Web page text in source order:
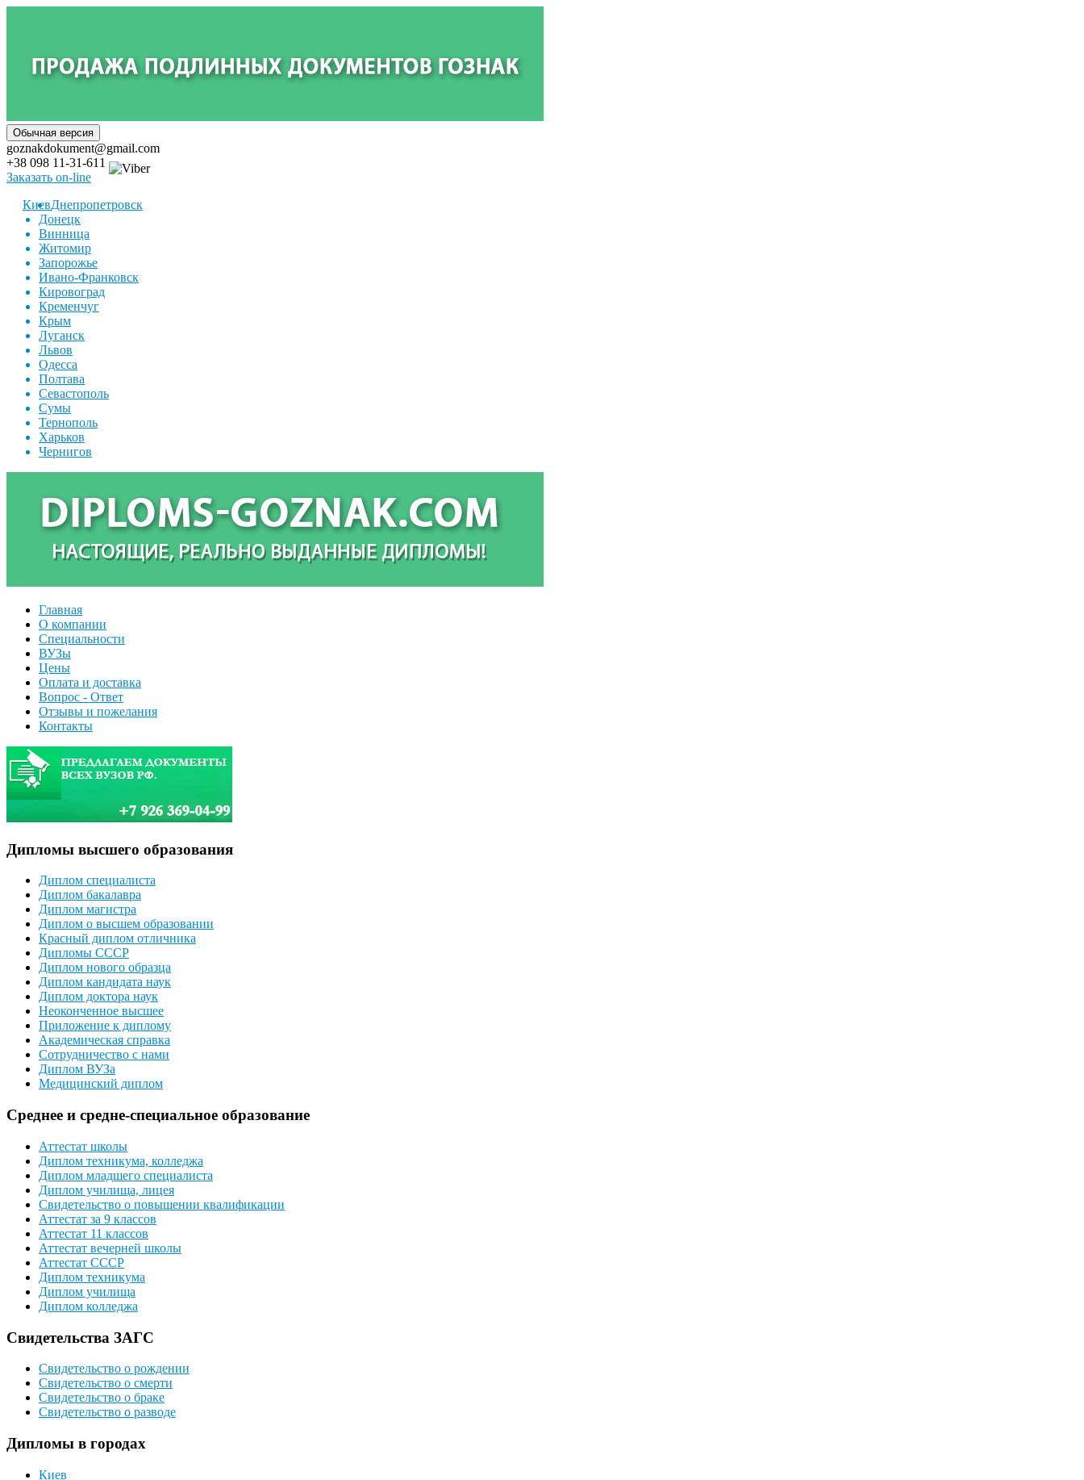
goznakdokument@gmail.com
+38 098 11-31-611
Заказать on-line
КиевДнепропетровск
Донецк
Винница
Житомир
Запорожье
Ивано-Франковск
Кировоград
Кременчуг
Крым
Луганск
Львов
Одесса
Полтава
Севастополь
Сумы
Тернополь
Харьков
Чернигов
Главная
О компании
Специальности
ВУЗы
Цены
Оплата и доставка
Вопрос - Ответ
Отзывы и пожелания
Контакты
Дипломы высшего образования
Диплом специалиста
Диплом бакалавра
Диплом магистра
Диплом о высшем образовании
Красный диплом отличника
Дипломы СССР
Диплом нового образца
Диплом кандидата наук
Диплом доктора наук
Неоконченное высшее
Приложение к диплому
Академическая справка
Сотрудничество с нами
Диплом ВУЗа
Медицинский диплом
Среднее и средне-специальное образование
Аттестат школы
Диплом техникума, колледжа
Диплом младшего специалиста
Диплом училища, лицея
Свидетельство о повышении квалификации
Аттестат за 9 классов
Аттестат 11 классов
Аттестат вечерней школы
Аттестат СССР
Диплом техникума
Диплом училища
Диплом колледжа
Свидетельства ЗАГС
Свидетельство о рождении
Свидетельство о смерти
Свидетельство о браке
Свидетельство о разводе
Дипломы в городах
Киев